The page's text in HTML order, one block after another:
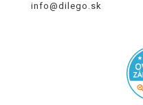
info@dilego.sk